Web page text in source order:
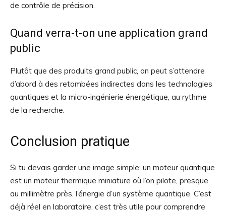
de contrôle de précision.
Quand verra-t-on une application grand
public
Plutôt que des produits grand public, on peut s’attendre
d’abord à des retombées indirectes dans les technologies
quantiques et la micro-ingénierie énergétique, au rythme
de la recherche.
Conclusion pratique
Si tu devais garder une image simple: un moteur quantique
est un moteur thermique miniature où l’on pilote, presque
au millimètre près, l’énergie d’un système quantique. C’est
déjà réel en laboratoire, c’est très utile pour comprendre